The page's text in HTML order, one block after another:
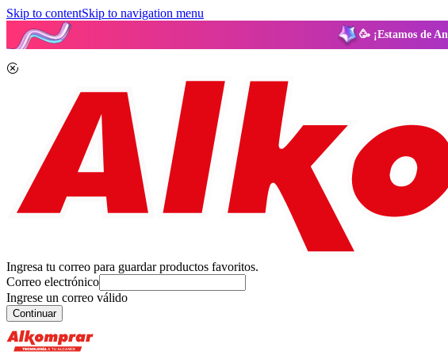
Skip to contentSkip to navigation menu
🥳 ¡Estamos de
Ingresa tu correo para guardar productos favoritos.
Correo electrónico
Ingrese un correo válido
Continuar